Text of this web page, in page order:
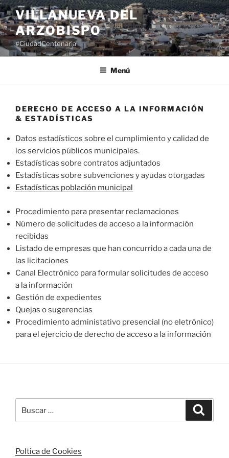
Saltar
al
contenido
VILLANUEVA DEL
ARZOBISPO
#CiudadCentenaria
Menú
DERECHO DE ACCESO A LA INFORMACIÓN
& ESTADÍSTICAS
Datos estadísticos sobre el cumplimiento y calidad de
los servicios públicos municipales.
Estadísticas sobre contratos adjuntados
Estadísticas sobre subvenciones y ayudas otorgadas
Estadísticas población municipal
Procedimiento para presentar reclamaciones
Número de solicitudes de acceso a la información
recibidas
Listado de empresas que han concurrido a cada una de
las licitaciones
Canal Electrónico para formular solicitudes de acceso
a la información
Gestión de expedientes
Quejas o sugerencias
Procedimiento administativo presencial (no eletrónico)
para el ejercicio de derecho de acceso a la información
por:
Poltica de Cookies